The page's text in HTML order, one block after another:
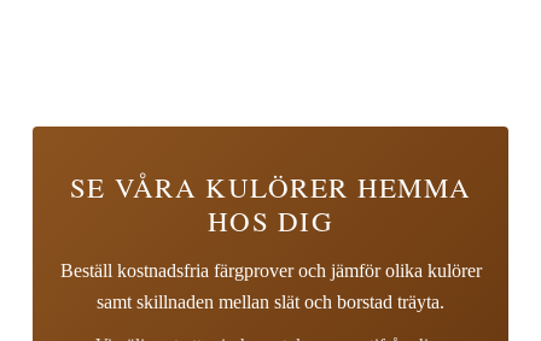
SE VÅRA KULÖRER HEMMA
HOS DIG
Beställ kostnadsfria färgprover och jämför olika kulörer
samt skillnaden mellan slät och borstad träyta.